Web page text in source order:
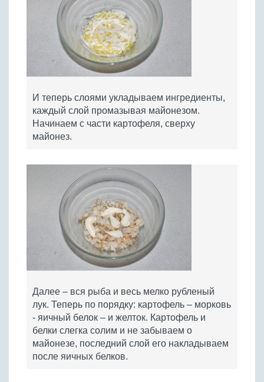
И теперь слоями укладываем ингредиенты,
каждый слой промазывая майонезом.
Начинаем с части картофеля, сверху
майонез.
Далее – вся рыба и весь мелко рубленый
лук. Теперь по порядку: картофель – морковь
- яичный белок – и желток. Картофель и
белки слегка солим и не забываем о
майонезе, последний слой его накладываем
после яичных белков.